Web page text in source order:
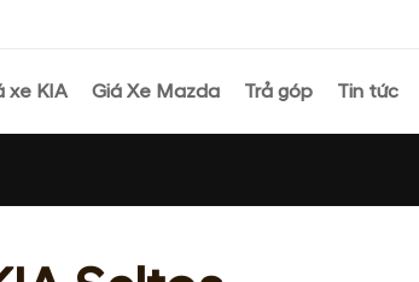
xe KIA Giá Xe Mazda Trả góp Tin tức